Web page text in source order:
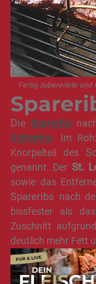
Fertig zubereitete und
DieSpareribs
Schweins. Im
Knorpelteil des
genannt. Der St.
sowie das
Spareribs nach
bissfester als
Zuschnitt
deutlich mehr Fett